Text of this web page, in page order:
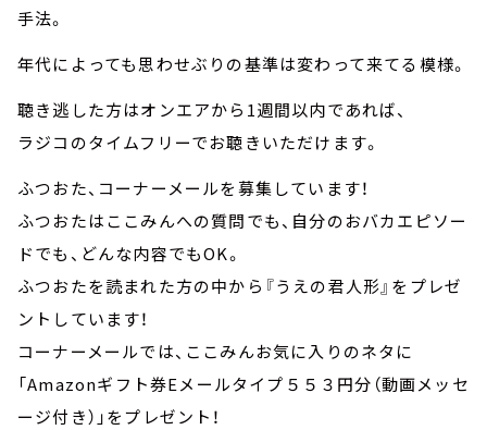
手法。
年代によっても思わせぶりの基準は変わって来てる模様。
聴き逃した方はオンエアから1週間以内であれば、
ラジコのタイムフリーでお聴きいただけます。
ふつおた、コーナーメールを募集しています！
ふつおたはここみんへの質問でも、自分のおバカエピソー
ドでも、どんな内容でもOK。
ふつおたを読まれた方の中から『うえの君人形』をプレゼ
ントしています！
コーナーメールでは、ここみんお気に入りのネタに
「Amazonギフト券Eメールタイプ５５３円分（動画メッセ
ージ付き）」をプレゼント！